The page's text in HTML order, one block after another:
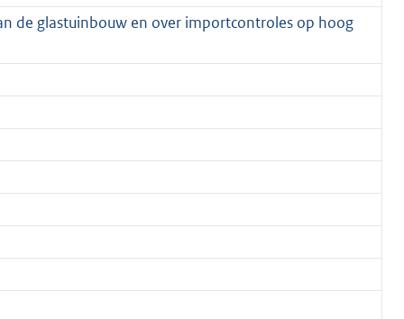
de glastuinbouw en over importcontroles op hoog